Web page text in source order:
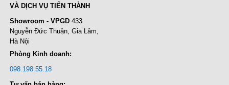
VÀ DỊCH VỤ TIẾN THÀNH
Showroom - VPGD433
Nguyễn Đức Thuận, Gia Lâm,
Hà Nội
Phòng Kinh doanh:
098.198.55.18